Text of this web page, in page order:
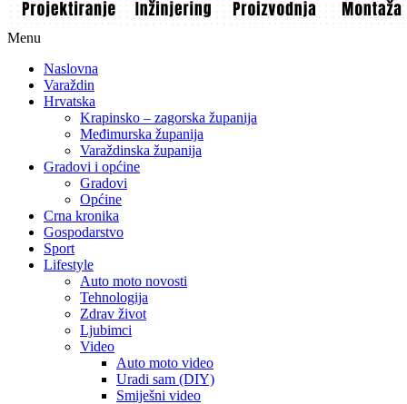
Menu
Naslovna
Varaždin
Hrvatska
Krapinsko – zagorska županija
Međimurska županija
Varaždinska županija
Gradovi i općine
Gradovi
Općine
Crna kronika
Gospodarstvo
Sport
Lifestyle
Auto moto novosti
Tehnologija
Zdrav život
Ljubimci
Video
Auto moto video
Uradi sam (DIY)
Smiješni video